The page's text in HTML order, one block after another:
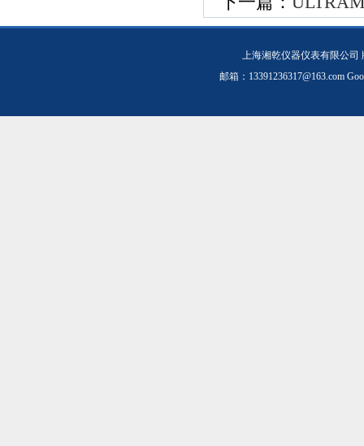
上海湘乾仪器仪表有限公司
邮箱： 13391236317@163.com